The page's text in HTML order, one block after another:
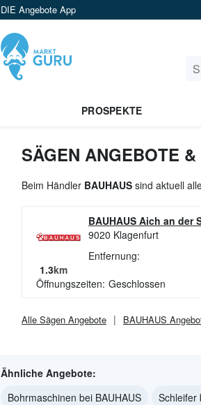
DIE Angebote App
PROSPEKTE
SÄGEN ANGEBOTE
Beim Händler BAUHAUS sind aktuell
BAUHAUS Aich an der
9020 Klagenfurt
Entfernung:
1.3km
Öffnungszeiten: Geschlossen
Alle Sägen Angebote BAUHAUS
Ähnliche Angebote:
Bohrmaschinen bei BAUHAUS
Schleifer